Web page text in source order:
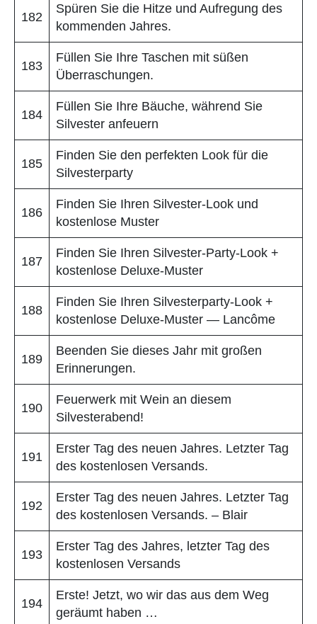
182
Spüren Sie die Hitze und Aufregung des
kommenden Jahres.
183
Füllen Sie Ihre Taschen mit süßen
Überraschungen.
184
Füllen Sie Ihre Bäuche, während Sie
Silvester anfeuern
185
Finden Sie den perfekten Look für die
Silvesterparty
186
Finden Sie Ihren Silvester-Look und
kostenlose Muster
187
Finden Sie Ihren Silvester-Party-Look +
kostenlose Deluxe-Muster
188
Finden Sie Ihren Silvesterparty-Look +
kostenlose Deluxe-Muster — Lancôme
189
Beenden Sie dieses Jahr mit großen
Erinnerungen.
190
Feuerwerk mit Wein an diesem
Silvesterabend!
191
Erster Tag des neuen Jahres. Letzter Tag
des kostenlosen Versands.
192
Erster Tag des neuen Jahres. Letzter Tag
des kostenlosen Versands. – Blair
193
Erster Tag des Jahres, letzter Tag des
kostenlosen Versands
194
Erste! Jetzt, wo wir das aus dem Weg
geräumt haben …